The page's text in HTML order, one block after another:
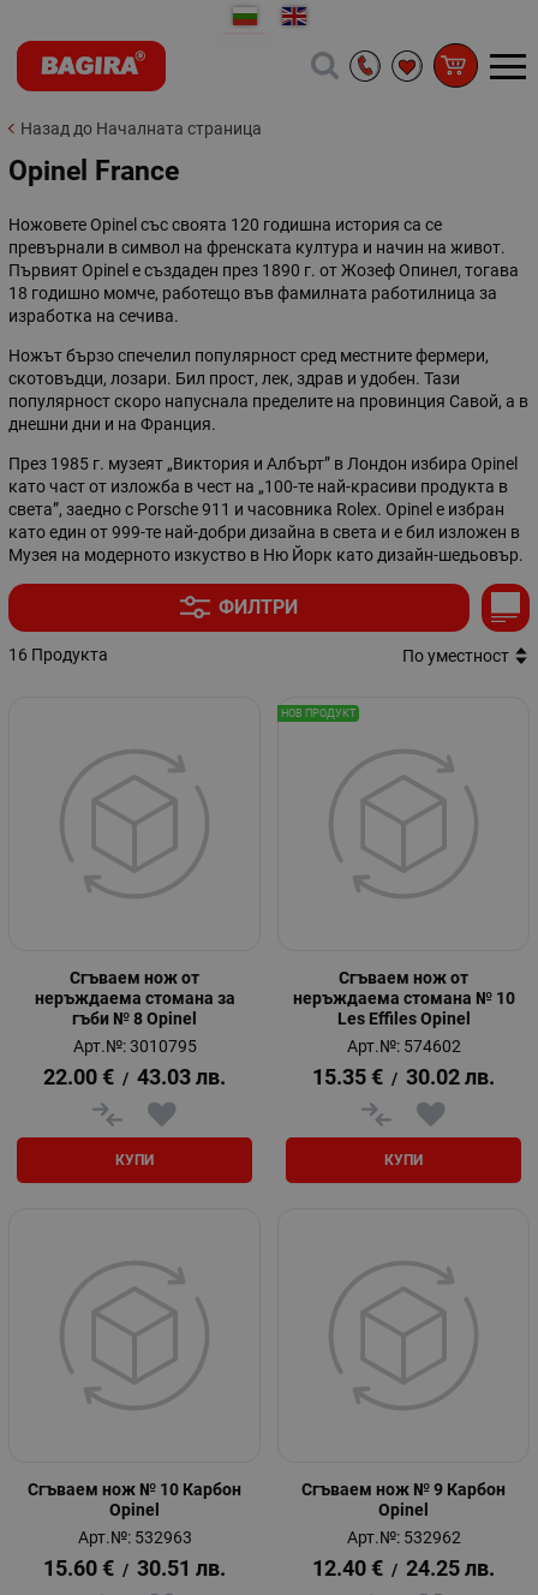
Назад до Началната страница
Opinel France
Ножовете Opinel със своята 120 годишна история са се
превърнали в символ на френската култура и начин на живот.
Първият Opinel е създаден през 1890 г. от Жозеф Опинел, тогава
18 годишно момче, работещо във фамилната работилница за
изработка на сечива.
Ножът бързо спечелил популярност сред местните фермери,
скотовъдци, лозари. Бил прост, лек, здрав и удобен. Тази
популярност скоро напуснала пределите на провинция Савой, а в
днешни дни и на Франция.
През 1985 г. музеят „Виктория и Албърт” в Лондон избира Opinel
като част от изложба в чест на „100-те най-красиви продукта в
света”, заедно с Porsche 911 и часовника Rolex. Opinel е избран
като един от 999-те най-добри дизайна в света и е бил изложен в
Музея на модерното изкуство в Ню Йорк като дизайн-шедьовър.
ФИЛТРИ
16 Продукта По уместност
Сгъваем нож от
неръждаема стомана за
гъби № 8 Opinel
Арт.№: 3010795
22.00 € / 43.03 лв.
КУПИ
Сгъваем нож от
неръждаема стомана № 10
Les Effiles Opinel
Арт.№: 574602
15.35 € / 30.02 лв.
КУПИ
НОВ ПРОДУКТ
Сгъваем нож № 10 Карбон
Opinel
Арт.№: 532963
15.60 € / 30.51 лв.
Сгъваем нож № 9 Карбон
Opinel
Арт.№: 532962
12.40 € / 24.25 лв.